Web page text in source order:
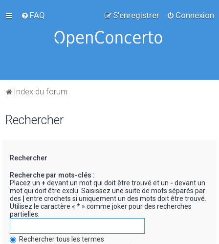
FAQ Connexion
S’enregistrer
Index du forum
Rechercher
Rechercher
Recherche par mots-clés :
Placez un + devant un mot qui doit être trouvé et un - devant un
mot qui doit être exclu. Saisissez une suite de mots séparés par
des
entre crochets si uniquement un des mots doit être trouvé.
Utilisez le caractère « * » comme joker pour des recherches
partielles.
Rechercher tous les termes